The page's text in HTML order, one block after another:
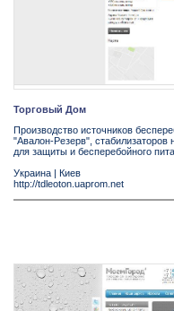
Торговый Дом
Производство источников
"Авалон-Резерв",
для защиты и бесперебойного
Украина | Киев
http://tdleoton.uaprom.net